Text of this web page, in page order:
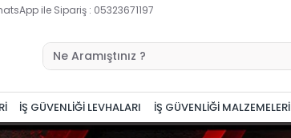
ile Sipariş : 05323671197
İŞ GÜVENLİĞİ LEVHALARI İŞ GÜVENLİĞİ MALZEMELERİ